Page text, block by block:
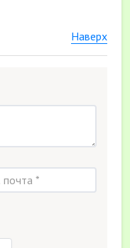
Наверх